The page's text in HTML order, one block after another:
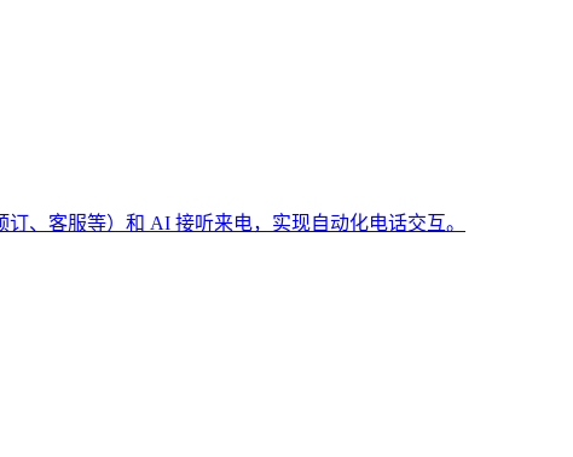
、客服等）和 AI 接听来电，实现自动化电话交互。